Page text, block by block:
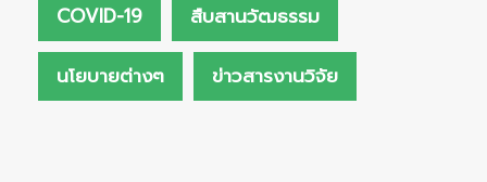
COVID-19 สืบสานวัฒธรรม
นโยบายต่างๆ ข่าวสารงานวิจัย